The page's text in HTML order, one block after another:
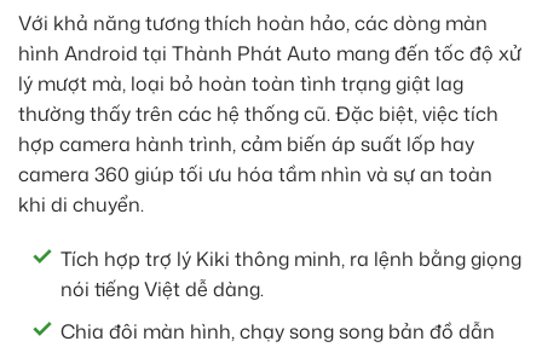
Với khả năng tương thích hoàn hảo, các dòng màn
hình Android tại Thành Phát Auto mang đến tốc độ xử
lý mượt mà, loại bỏ hoàn toàn tình trạng giật lag
thường thấy trên các hệ thống cũ. Đặc biệt, việc tích
hợp camera hành trình, cảm biến áp suất lốp hay
camera 360 giúp tối ưu hóa tầm nhìn và sự an toàn
khi di chuyển.
Tích hợp trợ lý Kiki thông minh, ra lệnh bằng giọng
nói tiếng Việt dễ dàng.
Chia đôi màn hình, chạy song song bản đồ dẫn